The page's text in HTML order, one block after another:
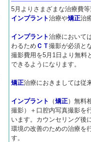
5月よりさまざまな治療費
インプラント治療や矯正治
インプラント治療において
わるため ＣＴ撮影が必須と
撮影費用を5月1日より無料
できるようになります。
矯正治療におきましては従
インプラント （矯正）無料
撮影）＋口腔内写真撮影を
います。カウンセリング後
環境の改善のための治療を
す。